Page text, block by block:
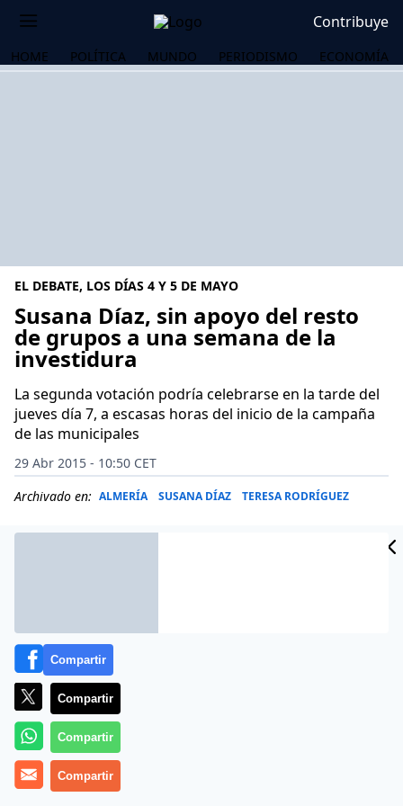
Contribuye
HOME POLÍTICA MUNDO PERIODISMO ECONOMÍA
EL DEBATE, LOS DÍAS 4 Y 5 DE MAYO
Susana Díaz, sin apoyo del resto
de grupos a una semana de la
investidura
La segunda votación podría celebrarse en la tarde del
jueves día 7, a escasas horas del inicio de la campaña
de las municipales
29 Abr 2015 - 10:50 CET
Archivado en: ALMERÍA SUSANA DÍAZ TERESA RODRÍGUEZ
La socialista Susana Díaz afrontará el debate de
Compartir
Compartir
Compartir
Compartir